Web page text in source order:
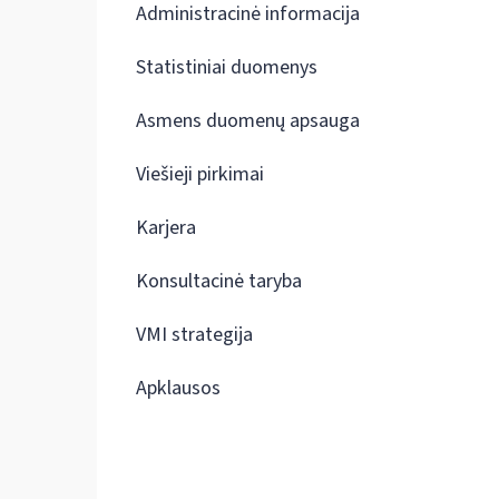
Administracinė informacija
Statistiniai duomenys
Asmens duomenų apsauga
Viešieji pirkimai
Karjera
Konsultacinė taryba
VMI strategija
Apklausos